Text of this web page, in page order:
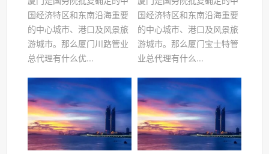
国经济特区和东南沿海重要
的中心城市、港口及风景旅
游城市。那么厦门川路管业
总代理有什么优...
国经济特区和东南沿海重要
的中心城市、港口及风景旅
游城市。那么厦门宝士特管
业总代理有什么...